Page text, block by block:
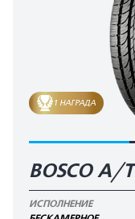
1 НАГРАДА
BOSCO A/T
ИСПОЛНЕНИЕ